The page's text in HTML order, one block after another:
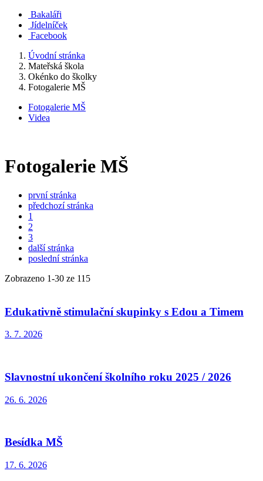
Bakaláři
Jídelníček
Facebook
Úvodní stránka
Mateřská škola
Okénko do školky
Fotogalerie MŠ
Fotogalerie MŠ
Videa
Fotogalerie MŠ
první stránka
předchozí stránka
1
2
3
další stránka
poslední stránka
Zobrazeno 1-30 ze 115
Edukativně stimulační skupinky s Edou a Timem
3. 7. 2026
Slavnostní ukončení školního roku 2025 / 2026
26. 6. 2026
Besídka MŠ
17. 6. 2026